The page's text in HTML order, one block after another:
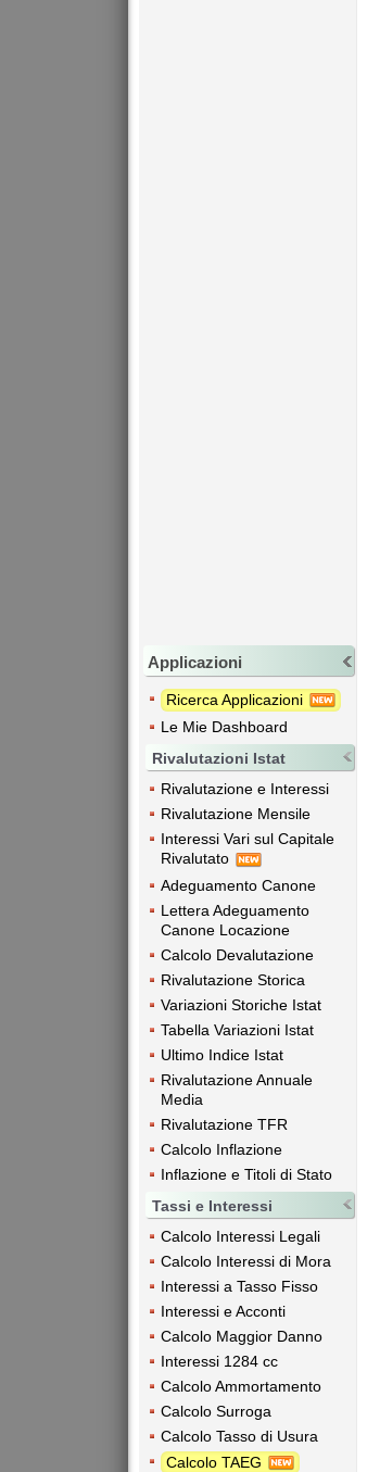
Applicazioni
Ricerca Applicazioni
Le Mie Dashboard
Rivalutazioni Istat
Rivalutazione e Interessi
Rivalutazione Mensile
Interessi Vari sul Capitale
Rivalutato
Adeguamento Canone
Lettera Adeguamento
Canone Locazione
Calcolo Devalutazione
Rivalutazione Storica
Variazioni Storiche Istat
Tabella Variazioni Istat
Ultimo Indice Istat
Rivalutazione Annuale
Media
Rivalutazione TFR
Calcolo Inflazione
Inflazione e Titoli di Stato
Tassi e Interessi
Calcolo Interessi Legali
Calcolo Interessi di Mora
Interessi a Tasso Fisso
Interessi e Acconti
Calcolo Maggior Danno
Interessi 1284 cc
Calcolo Ammortamento
Calcolo Surroga
Calcolo Tasso di Usura
Calcolo TAEG